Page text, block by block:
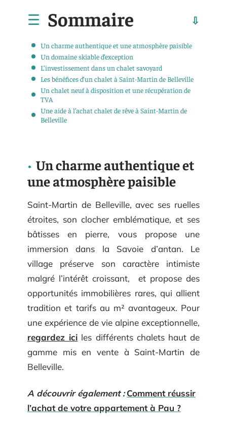
Sommaire
Un charme authentique et une atmosphère paisible
Un domaine skiable d’exception
L’investissement dans un chalet savoyard
Les bénéfices d’un chalet à Saint-Martin de Belleville
Un chalet neuf à disposition et une récupération de
TVA
Une aide à l’achat chalet de rêve à Saint-Martin de
Belleville
Un charme authentique et
une atmosphère paisible
Saint-Martin de Belleville, avec ses ruelles
étroites, son clocher emblématique, et ses
bâtisses en pierre, vous propose une
immersion dans la Savoie d’antan. Le
village préserve son caractère intimiste
malgré l’intérêt croissant, et propose des
opportunités immobilières rares, qui allient
tradition et tarifs au m² avantageux. Pour
une expérience de vie alpine exceptionnelle,
regardez ici les différents chalets haut de
gamme mis en vente à Saint-Martin de
Belleville.
A découvrir également : Comment réussir
l’achat de votre appartement à Pau ?